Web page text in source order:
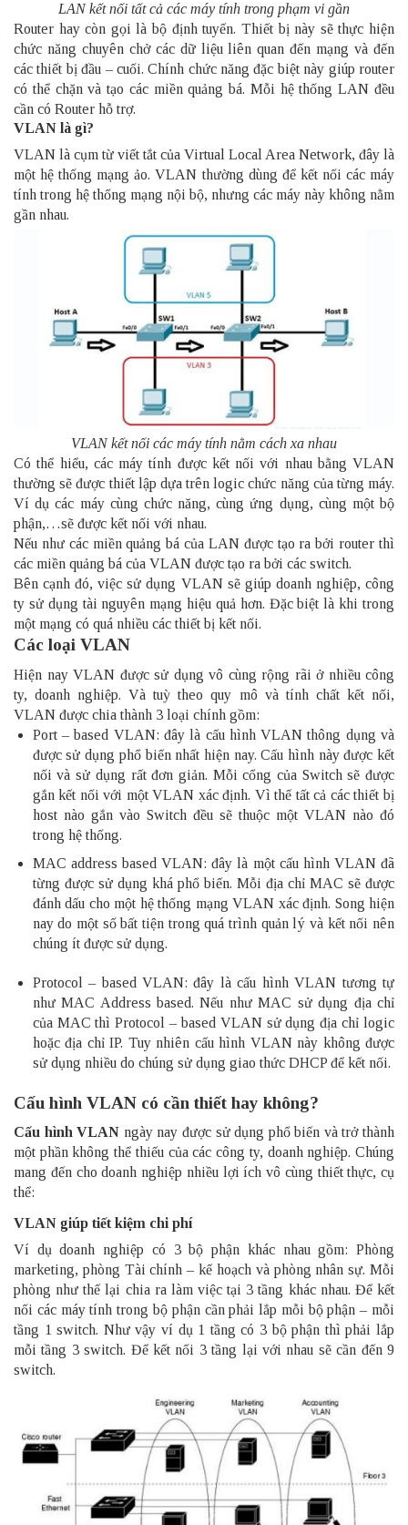
LAN kết nối tất cả các máy tính trong phạm vi gần
Router hay còn gọi là bộ định tuyến. Thiết bị này sẽ thực hiện
chức năng chuyên chở các dữ liệu liên quan đến mạng và đến
các thiết bị đầu – cuối. Chính chức năng đặc biệt này giúp router
có thể chặn và tạo các miền quảng bá. Mỗi hệ thống LAN đều
cần có Router hỗ trợ.
VLAN là gì?
VLAN là cụm từ viết tắt của Virtual Local Area Network, đây là
một hệ thống mạng ảo. VLAN thường dùng để kết nối các máy
tính trong hệ thống mạng nội bộ, nhưng các máy này không nằm
gần nhau.
VLAN kết nối các máy tính nằm cách xa nhau
Có thể hiểu, các máy tính được kết nối với nhau bằng VLAN
thường sẽ được thiết lập dựa trên logic chức năng của từng máy.
Ví dụ các máy cùng chức năng, cùng ứng dụng, cùng một bộ
phận,…sẽ được kết nối với nhau.
Nếu như các miền quảng bá của LAN được tạo ra bởi router thì
các miền quảng bá của VLAN được tạo ra bởi các switch.
Bên cạnh đó, việc sử dụng VLAN sẽ giúp doanh nghiệp, công
ty sử dụng tài nguyên mạng hiệu quả hơn. Đặc biệt là khi trong
một mạng có quá nhiều các thiết bị kết nối.
Các loại VLAN
Hiện nay VLAN được sử dụng vô cùng rộng rãi ở nhiều công
ty, doanh nghiệp. Và tuỳ theo quy mô và tính chất kết nối,
VLAN được chia thành 3 loại chính gồm:
Port – based VLAN: đây là cấu hình VLAN thông dụng và
được sử dụng phổ biến nhất hiện nay. Cấu hình này được kết
nối và sử dụng rất đơn giản. Mỗi cổng của Switch sẽ được
gắn kết nối với một VLAN xác định. Vì thế tất cả các thiết bị
host nào gắn vào Switch đều sẽ thuộc một VLAN nào đó
trong hệ thống.
MAC address based VLAN: đây là một cấu hình VLAN đã
từng được sử dụng khá phổ biến. Mỗi địa chỉ MAC sẽ được
đánh dấu cho một hệ thống mạng VLAN xác định. Song hiện
nay do một số bất tiện trong quá trình quản lý và kết nối nên
chúng ít được sử dụng.
Protocol – based VLAN: đây là cấu hình VLAN tương tự
như MAC Address based. Nếu như MAC sử dụng địa chỉ
của MAC thì Protocol – based VLAN sử dụng địa chỉ logic
hoặc địa chỉ IP. Tuy nhiên cấu hình VLAN này không được
sử dụng nhiều do chúng sử dụng giao thức DHCP để kết nối.
Cấu hình VLAN có cần thiết hay không?
Cấu hình VLAN ngày nay được sử dụng phổ biến và trở thành
một phần không thể thiếu của các công ty, doanh nghiệp. Chúng
mang đến cho doanh nghiệp nhiều lợi ích vô cùng thiết thực, cụ
thể:
VLAN giúp tiết kiệm chi phí
Ví dụ doanh nghiệp có 3 bộ phận khác nhau gồm: Phòng
marketing, phòng Tài chính – kế hoạch và phòng nhân sự. Mỗi
phòng như thế lại chia ra làm việc tại 3 tầng khác nhau. Để kết
nối các máy tính trong bộ phận cần phải lắp mỗi bộ phận – mỗi
tầng 1 switch. Như vậy ví dụ 1 tầng có 3 bộ phận thì phải lắp
mỗi tầng 3 switch. Để kết nối 3 tầng lại với nhau sẽ cần đến 9
switch.